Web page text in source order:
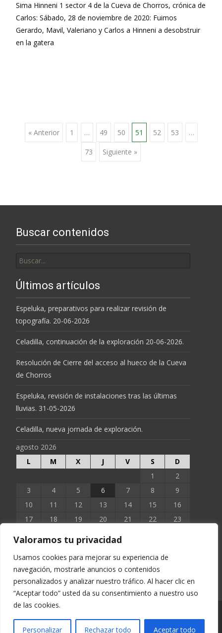
Valoramos tu privacidad
Usamos cookies para mejorar su experiencia de
navegación, mostrarle anuncios o contenidos
personalizados y analizar nuestro tráfico. Al hacer clic en
“Aceptar todo” usted da su consentimiento a nuestro uso
de las cookies.
Personalizar Rechazar todo Aceptar todo
Sima Hinneni 1 sector 4 de la Cueva de Chorros, crónica de
Carlos: Sábado, 28 de noviembre de 2020: Fuimos
Gerardo, Mavil, Valeriano y Carlos a Hinneni a desobstruir
en la gatera
Ir
las
entradas
« Anterior 1 … 49 50 51 52 53 …
73 Siguiente »
Buscar contenidos
por:
Últimos artículos
Espeluka, preparativos para realizar revisión de
topografía. 20-06-2026
Celadilla, continuación de la exploración 20-06-2026.
Resolución de Cierre del acceso al hueco de la Cueva
de Chorros
Espeluka, revisión de instalaciones tras las últimas
lluvias. 31-05-2026
Celadilla, nueva jornada de exploración.
agosto 2026
L
M X J V S
D
1
2
3
4 5 6 7 8
9
10
11 12 13 14 15
16
17
18 19 20 21 22
23
« Jun
Copyright © EXTOPOCIEN 2023
Funciona con WordPress, temai-excelpor TemplatesNext.